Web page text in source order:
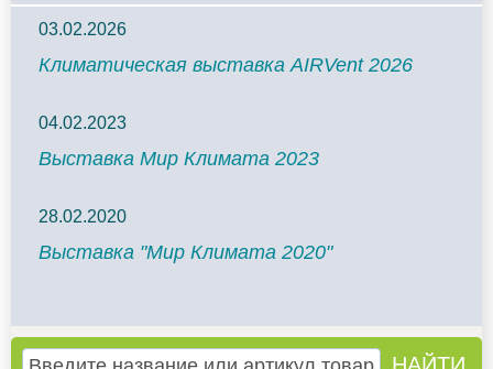
03.02.2026
Климатическая выставка AIRVent 2026
04.02.2023
Выставка Мир Климата 2023
28.02.2020
Выставка "Мир Климата 2020"